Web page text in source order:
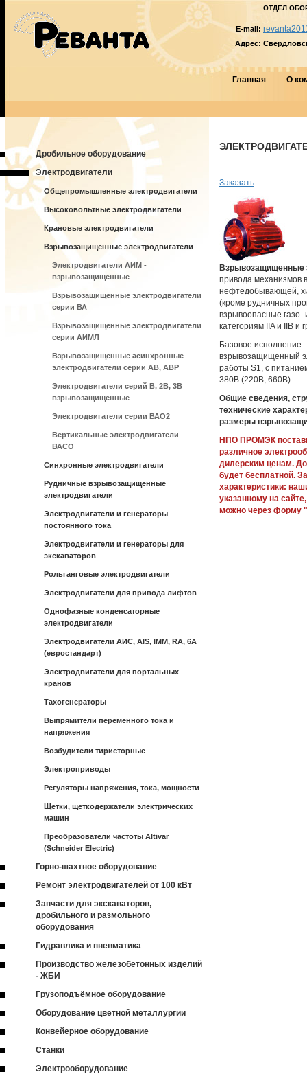
ОТДЕЛ
E-mail:
Адрес:
Главная О
Дробильное оборудование
Электродвигатели
Общепромышленные электродвигатели
Высоковольтные электродвигатели
Крановые электродвигатели
Взрывозащищенные электродвигатели
Электродвигатели АИМ -
взрывозащищенные
Взрывозащищенные электродвигатели
серии ВА
Взрывозащищенные электродвигатели
серии АИМЛ
Взрывозащищенные асинхронные
электродвигатели серии АВ, АВР
Электродвигатели серий В, 2В, 3В
взрывозащищенные
Электродвигатели серии ВАО2
Вертикальные электродвигатели
ВАСО
Синхронные электродвигатели
Рудничные взрывозащищенные
электродвигатели
Электродвигатели и генераторы
постоянного тока
Электродвигатели и генераторы для
экскаваторов
Рольганговые электродвигатели
Электродвигатели для привода лифтов
Однофазные конденсаторные
электродвигатели
Электродвигатели АИС, AIS, IMM, RA, 6A
(евростандарт)
Электродвигатели для портальных
кранов
Тахогенераторы
Выпрямители переменного тока и
напряжения
Возбудители тиристорные
Электроприводы
Регуляторы напряжения, тока, мощности
Щетки, щеткодержатели электрических
машин
Преобразователи частоты Altivar
(Schneider Electric)
Горно-шахтное оборудование
Ремонт электродвигателей от 100 кВт
Запчасти для экскаваторов,
дробильного и размольного
оборудования
Гидравлика и пневматика
Производство железобетонных изделий
- ЖБИ
Грузоподъёмное оборудование
Оборудование цветной металлургии
Конвейерное оборудование
Станки
Электрооборудование
Заказать
Взрывозащищенные
привода механизмов
нефтедобывающей,
(кроме рудничных
взрывоопасные
категориям IIA и IIB и
Базовое исполнение
взрывозащищенный
работы S1, с
380В (220В, 660В).
Общие сведения,
технические
размеры
НПО ПРОМЭК
различное
дилерским ценам.
будет бесплатной.
характеристики:
указанному на
можно через форму